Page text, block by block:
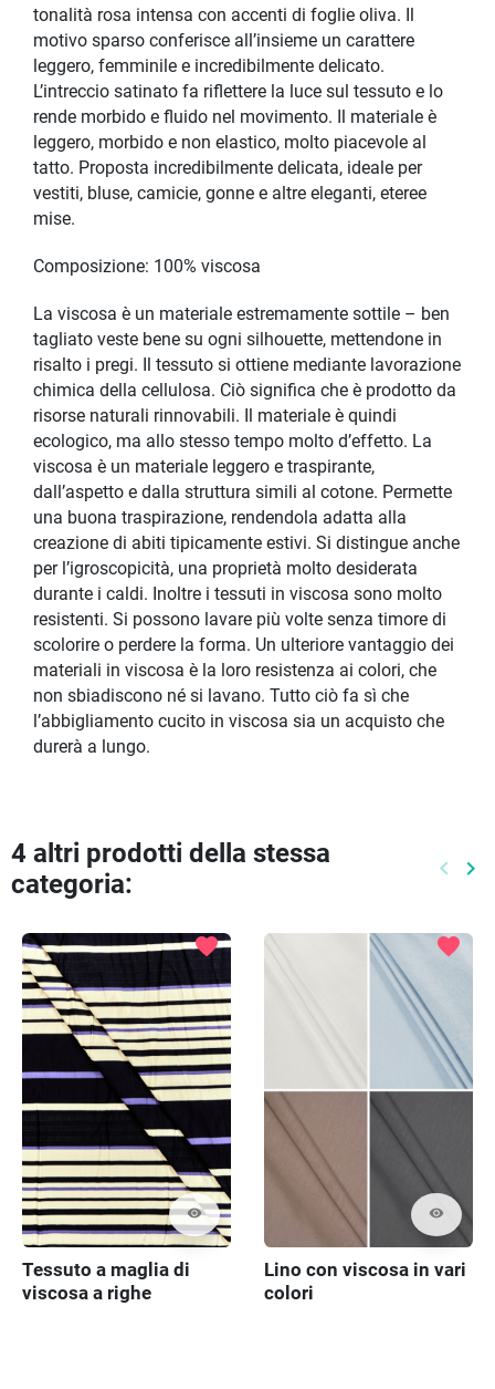
tonalità rosa intensa con accenti di foglie oliva. Il
motivo sparso conferisce all’insieme un carattere
leggero, femminile e incredibilmente delicato.
L’intreccio satinato fa riflettere la luce sul tessuto e lo
rende morbido e fluido nel movimento. Il materiale è
leggero, morbido e non elastico, molto piacevole al
tatto. Proposta incredibilmente delicata, ideale per
vestiti, bluse, camicie, gonne e altre eleganti, eteree
mise.
Composizione: 100% viscosa
La viscosa è un materiale estremamente sottile – ben
tagliato veste bene su ogni silhouette, mettendone in
risalto i pregi. Il tessuto si ottiene mediante lavorazione
chimica della cellulosa. Ciò significa che è prodotto da
risorse naturali rinnovabili. Il materiale è quindi
ecologico, ma allo stesso tempo molto d’effetto. La
viscosa è un materiale leggero e traspirante,
dall’aspetto e dalla struttura simili al cotone. Permette
una buona traspirazione, rendendola adatta alla
creazione di abiti tipicamente estivi. Si distingue anche
per l’igroscopicità, una proprietà molto desiderata
durante i caldi. Inoltre i tessuti in viscosa sono molto
resistenti. Si possono lavare più volte senza timore di
scolorire o perdere la forma. Un ulteriore vantaggio dei
materiali in viscosa è la loro resistenza ai colori, che
non sbiadiscono né si lavano. Tutto ciò fa sì che
l’abbigliamento cucito in viscosa sia un acquisto che
durerà a lungo.
4 altri prodotti della stessa
categoria:
keyboard_arrow_left keyboard_arrow_right
visibility
favorite
Tessuto a maglia di
viscosa a righe
visibility
favorite
Lino con viscosa in vari
colori